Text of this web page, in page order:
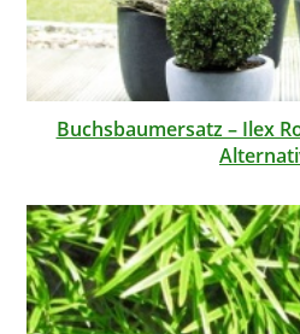
Buchsbaumersatz – Ilex